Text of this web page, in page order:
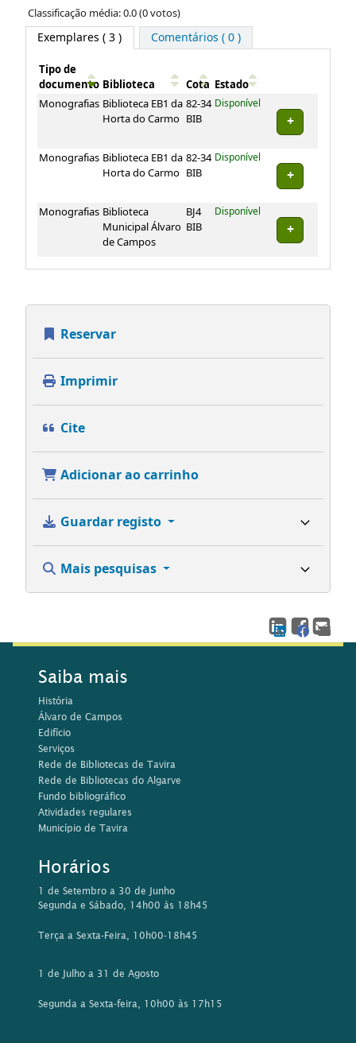
Classificação média: 0.0 (0 votos)
Exemplares ( 3 ) Comentários ( 0 )
Exemplares
Tipo de
documento Biblioteca Cota Estado
Monografias Biblioteca EB1 da
Horta do Carmo
82-34
BIB
Disponível
Monografias Biblioteca EB1 da
Horta do Carmo
82-34
BIB
Disponível
Monografias Biblioteca
Municipal Álvaro
de Campos
BJ4
BIB
Disponível
Reservar
Imprimir
Cite
Adicionar ao carrinho
Guardar registo
Mais pesquisas
Saiba mais
História
Álvaro de Campos
Edifício
Serviços
Rede de Bibliotecas de Tavira
Rede de Bibliotecas do Algarve
Fundo bibliográfico
Atividades regulares
Município de Tavira
Horários
1 de Setembro a 30 de Junho
Segunda e Sábado, 14h00 às 18h45
Terça a Sexta-Feira, 10h00-18h45
1 de Julho a 31 de Agosto
Segunda a Sexta-feira, 10h00 às 17h15